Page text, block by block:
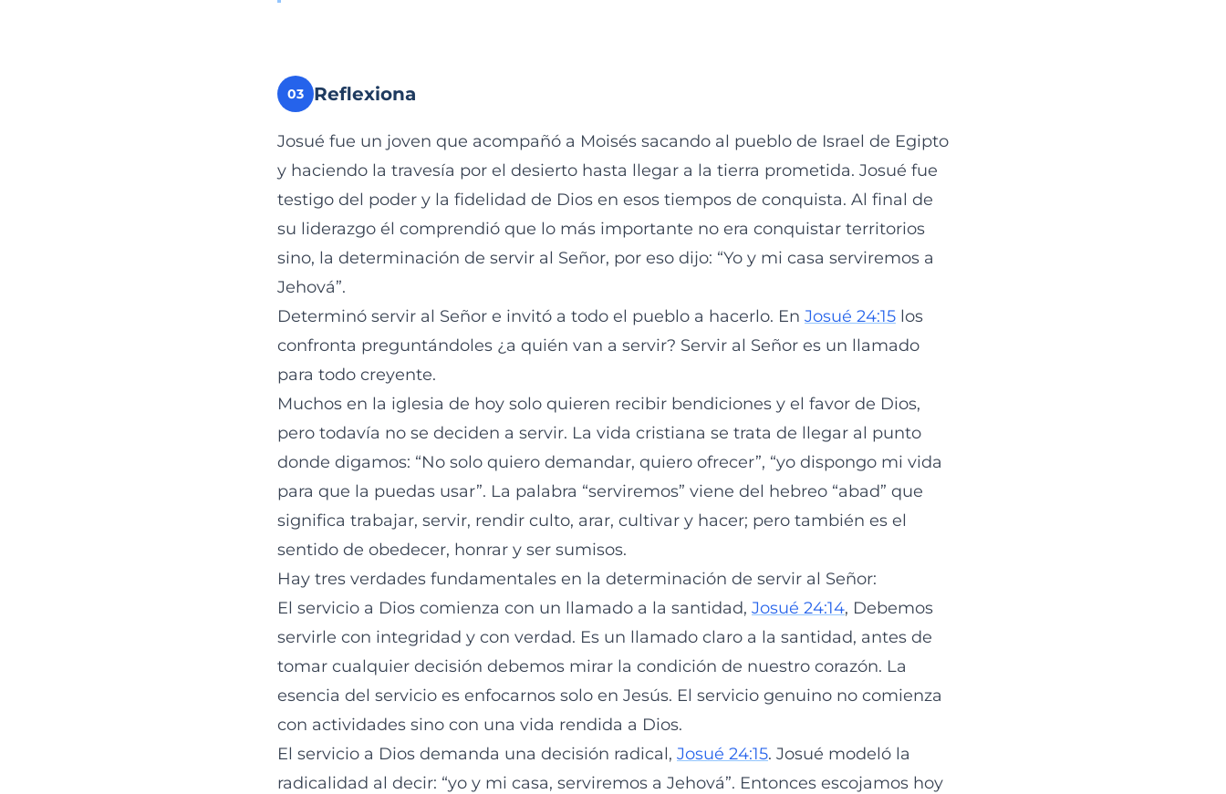
03 Reflexiona
Josué fue un joven que acompañó a Moisés sacando al pueblo de Israel de Egipto
y haciendo la travesía por el desierto hasta llegar a la tierra prometida. Josué fue
testigo del poder y la fidelidad de Dios en esos tiempos de conquista. Al final de
su liderazgo él comprendió que lo más importante no era conquistar territorios
sino, la determinación de servir al Señor, por eso dijo: “Yo y mi casa serviremos a
Jehová”.
Determinó servir al Señor e invitó a todo el pueblo a hacerlo. En Josué 24:15 los
confronta preguntándoles ¿a quién van a servir? Servir al Señor es un llamado
para todo creyente.
Muchos en la iglesia de hoy solo quieren recibir bendiciones y el favor de Dios,
pero todavía no se deciden a servir. La vida cristiana se trata de llegar al punto
donde digamos: “No solo quiero demandar, quiero ofrecer”, “yo dispongo mi vida
para que la puedas usar”. La palabra “serviremos” viene del hebreo “abad” que
significa trabajar, servir, rendir culto, arar, cultivar y hacer; pero también es el
sentido de obedecer, honrar y ser sumisos.
Hay tres verdades fundamentales en la determinación de servir al Señor:
El servicio a Dios comienza con un llamado a la santidad, Josué 24:14, Debemos
servirle con integridad y con verdad. Es un llamado claro a la santidad, antes de
tomar cualquier decisión debemos mirar la condición de nuestro corazón. La
esencia del servicio es enfocarnos solo en Jesús. El servicio genuino no comienza
con actividades sino con una vida rendida a Dios.
El servicio a Dios demanda una decisión radical, Josué 24:15. Josué modeló la
radicalidad al decir: “yo y mi casa, serviremos a Jehová”. Entonces escojamos hoy